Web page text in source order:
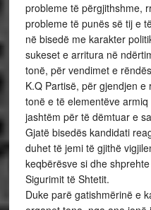
probleme të përgjithshme,
probleme të punës së tij e
në bisedë me karakter
sukeset e arritura në
tonë, për vendimet e
K.Q Partisë, për gjendjen
tonë e të elementëve
jashtëm për të dëmtuar e
Gjatë bisedës kandidati
duhet të jemi të gjithë
keqbërësve si dhe
Sigurimit të Shtetit.
Duke parë gatishmërinë e